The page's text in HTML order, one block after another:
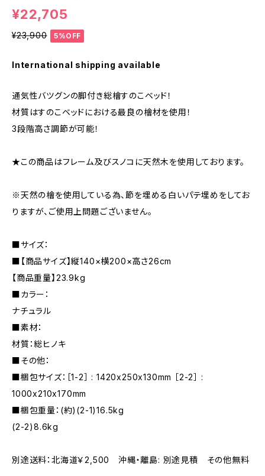
¥22,705
¥23,900 5%OFF
International shipping available
通気性バツグンの脚付き総檜すのこベッド！
材質はすのこベッドにおける最良の檜材を使用！
3段階高さ調節が可能！
★この商品はフレーム及びスノコに天然木を使用しております。
※天然の檜を使用している為、節を埋める白いパテ埋めをしてお
りますが、ご使用上問題ございません。
■サイズ：
■【商品サイズ】縦140×横200×高さ26cm
【商品重量】23.9kg
■カラー：
ナチュラル
■素材：
材質：総ヒノキ
■その他：
■梱包サイズ：［1-2］ : 1420x250x130mm ［2-2］ :
1000x210x170mm
■梱包重量：(約)(2-1)16.5kg
(2-2)8.6kg
別途送料：北海道￥2,500 沖縄・離島: 別途見積 その他無料